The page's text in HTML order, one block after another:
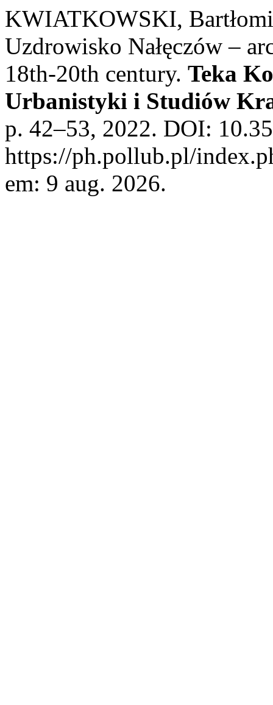
KWIATKOWSKI,
Uzdrowisko Nałęczów –
18th-20th century. Teka
Urbanistyki i Studiów
p. 42–53, 2022. DOI:
https://ph.pollub.pl/
em: 9 aug. 2026.